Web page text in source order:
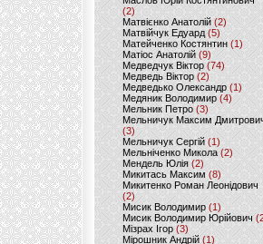
(2)
Матвієнко Анатолій (2)
Матвійчук Едуард(5)
Матейченко Костянтин (1)
Матіос Анатолій (9)
Медведчук Віктор(74)
Медведь Віктор (2)
Медведько Олександр (1)
Медяник Володимир(4)
Мельник Петро (3)
Мельничук Максим
(3)
Мельничук Сергій (1)
Мельніченко Микола (2)
Мендель Юлія (2)
Микитась Максим (8)
Микитенко Роман Леонідович
(2)
Мисик Володимир (1)
Мисик Володимир Юрійович
Мізрах Ігор(3)
Мірошник Андрій(1)